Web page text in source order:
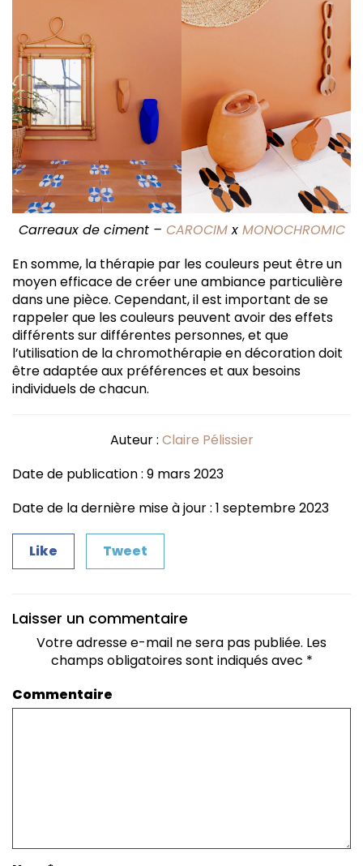
Carreaux de ciment – CAROCIMx MONOCHROMIC
En somme, la thérapie par les couleurs peut être un
moyen efficace de créer une ambiance particulière
dans une pièce. Cependant, il est important de se
rappeler que les couleurs peuvent avoir des effets
différents sur différentes personnes, et que
l’utilisation de la chromothérapie en décoration doit
être adaptée aux préférences et aux besoins
individuels de chacun.
Auteur : Claire Pélissier
Date de publication : 9 mars 2023
Date de la dernière mise à jour : 1 septembre 2023
Like Tweet
Laisser un commentaire
Votre adresse e-mail ne sera pas publiée. Les
champs obligatoires sont indiqués avec *
Commentaire